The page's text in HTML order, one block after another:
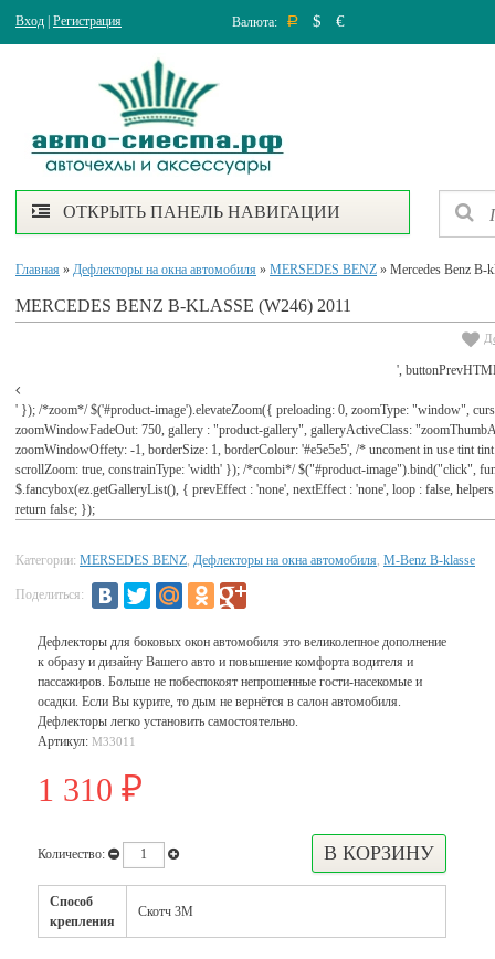
Вход Регистрация Валюта: Р $ €
ОТКРЫТЬ ПАНЕЛЬ НАВИГАЦИИ
Главная » Дефлекторы на окна автомобиля » MERSEDES BENZ » Mercedes Benz B-
MERCEDES BENZ B-KLASSE (W246) 2011
',
' }); /*zoom*/ $('#product-image').elevateZoom({ preloading: 0, zoomType: "window",
zoomWindowFadeOut: 750, gallery : "product-gallery", galleryActiveClass:
zoomWindowOffety: -1, borderSize: 1, borderColour: '#e5e5e5', /* uncoment in use tint
scrollZoom: true, constrainType: 'width' }); /*combi*/ $("#product-image").bind("click",
$.fancybox(ez.getGalleryList(), { prevEffect : 'none', nextEffect : 'none', loop : false,
return false; });
Категории: MERSEDES BENZ, Дефлекторы на окна автомобиля, M-Benz B-klasse
Поделиться:
Дефлекторы для боковых окон автомобиля это великолепное дополнение
к образу и дизайну Вашего авто и повышение комфорта водителя и
пассажиров. Больше не побеспокоят непрошенные гости-насекомые и
осадки. Если Вы курите, то дым не вернётся в салон автомобиля.
Дефлекторы легко установить самостоятельно.
Артикул: M33011
1 310 ₽
Количество:
Способ
крепления
Скотч 3М